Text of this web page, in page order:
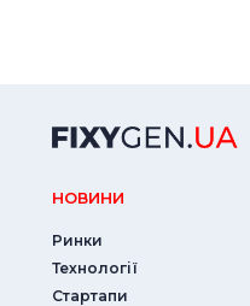
НОВИНИ
Ринки
Технології
Стартапи